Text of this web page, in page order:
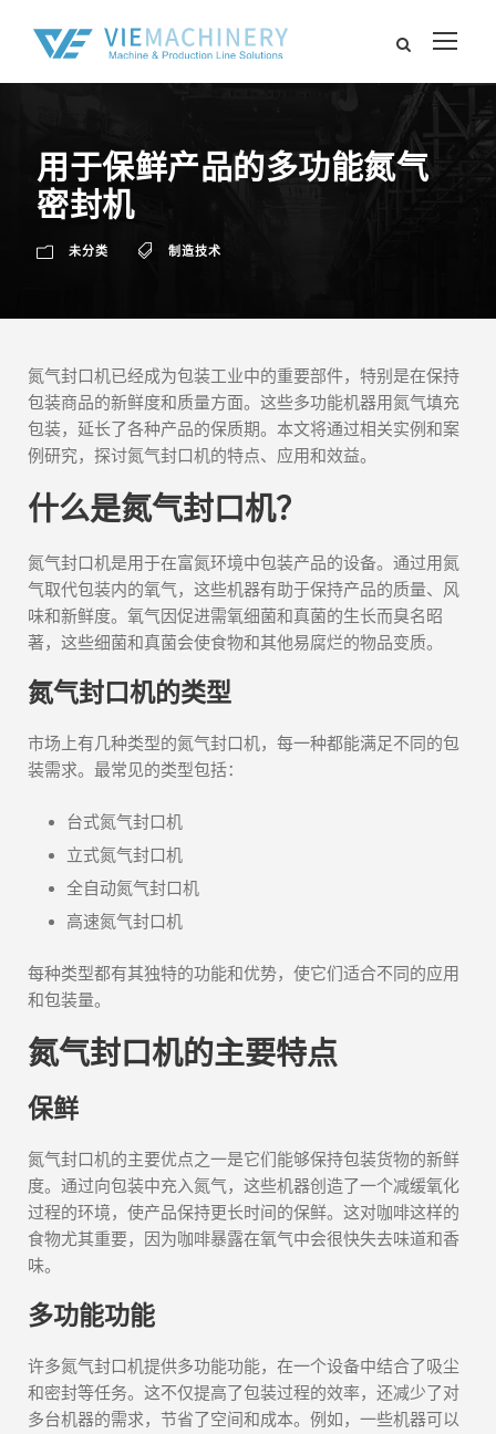
用于保鲜产品的多功能氮气
密封机
未分类 制造技术
氮气封口机已经成为包装工业中的重要部件，特别是在保持
包装商品的新鲜度和质量方面。这些多功能机器用氮气填充
包装，延长了各种产品的保质期。本文将通过相关实例和案
例研究，探讨氮气封口机的特点、应用和效益。
什么是氮气封口机？
氮气封口机是用于在富氮环境中包装产品的设备。通过用氮
气取代包装内的氧气，这些机器有助于保持产品的质量、风
味和新鲜度。氧气因促进需氧细菌和真菌的生长而臭名昭
著，这些细菌和真菌会使食物和其他易腐烂的物品变质。
氮气封口机的类型
市场上有几种类型的氮气封口机，每一种都能满足不同的包
装需求。最常见的类型包括：
台式氮气封口机
立式氮气封口机
全自动氮气封口机
高速氮气封口机
每种类型都有其独特的功能和优势，使它们适合不同的应用
和包装量。
氮气封口机的主要特点
保鲜
氮气封口机的主要优点之一是它们能够保持包装货物的新鲜
度。通过向包装中充入氮气，这些机器创造了一个减缓氧化
过程的环境，使产品保持更长时间的保鲜。这对咖啡这样的
食物尤其重要，因为咖啡暴露在氧气中会很快失去味道和香
味。
多功能功能
许多氮气封口机提供多功能功能，在一个设备中结合了吸尘
和密封等任务。这不仅提高了包装过程的效率，还减少了对
多台机器的需求，节省了空间和成本。例如，一些机器可以